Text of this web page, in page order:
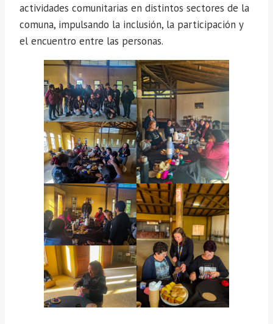
actividades comunitarias en distintos sectores de la
comuna, impulsando la inclusión, la participación y
el encuentro entre las personas.